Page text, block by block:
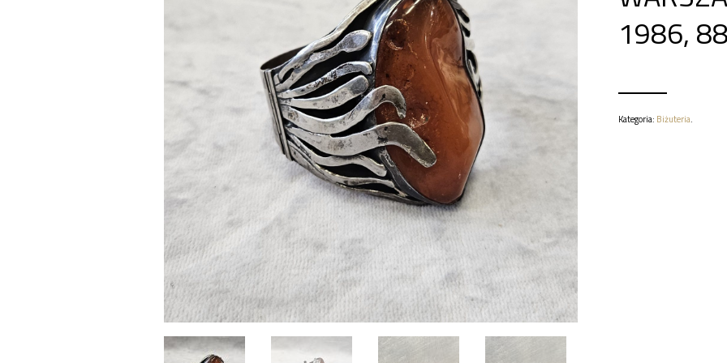
1986,
Kategoria: Biżuteria.